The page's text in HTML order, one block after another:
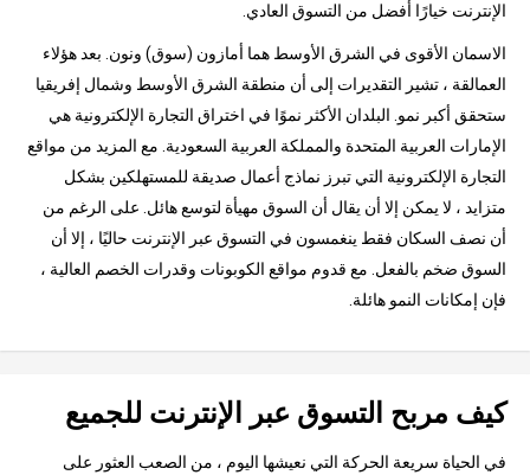
الإنترنت خيارًا أفضل من التسوق العادي.
الاسمان الأقوى في الشرق الأوسط هما أمازون (سوق) ونون. بعد هؤلاء
العمالقة ، تشير التقديرات إلى أن منطقة الشرق الأوسط وشمال إفريقيا
ستحقق أكبر نمو. البلدان الأكثر نموًا في اختراق التجارة الإلكترونية هي
الإمارات العربية المتحدة والمملكة العربية السعودية. مع المزيد من مواقع
التجارة الإلكترونية التي تبرز نماذج أعمال صديقة للمستهلكين بشكل
متزايد ، لا يمكن إلا أن يقال أن السوق مهيأة لتوسع هائل. على الرغم من
أن نصف السكان فقط ينغمسون في التسوق عبر الإنترنت حاليًا ، إلا أن
السوق ضخم بالفعل. مع قدوم مواقع الكوبونات وقدرات الخصم العالية ،
فإن إمكانات النمو هائلة.
كيف مربح التسوق عبر الإنترنت للجميع
في الحياة سريعة الحركة التي نعيشها اليوم ، من الصعب العثور على